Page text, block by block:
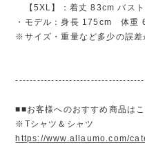
【5XL】：着丈 83cm バス
・モデル：身長 175cm 体
※サイズ・重量など多少の誤差
■■お客様へのおすすめ商品は
※Tシャツ＆シャツ
https://www.allaumo.com/